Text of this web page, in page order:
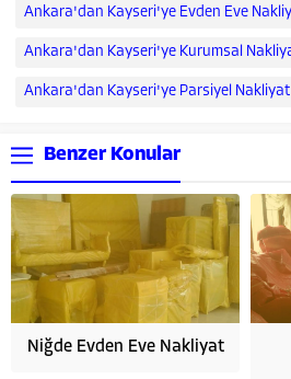
Ankara'dan Kayseri'ye Evden Eve
Ankara'dan Kayseri'ye Kurumsal
Ankara'dan Kayseri'ye Parsiyel Nakliyat
Benzer Konular
Niğde Evden Eve Nakliyat